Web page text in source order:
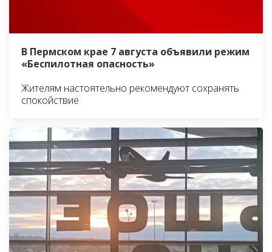
В Пермском крае 7 августа объявили режим
«Беспилотная опасность»
Жителям настоятельно рекомендуют сохранять
спокойствие